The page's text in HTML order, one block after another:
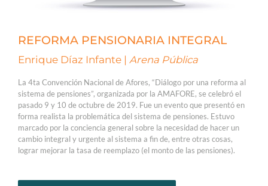
REFORMA PENSIONARIA INTEGRAL
Enrique Díaz Infante | Arena Pública
La 4ta Convención Nacional de Afores, “Diálogo por una reforma al
sistema de pensiones”, organizada por la AMAFORE, se celebró el
pasado 9 y 10 de octubre de 2019. Fue un evento que presentó en
forma realista la problemática del sistema de pensiones. Estuvo
marcado por la conciencia general sobre la necesidad de hacer un
cambio integral y urgente al sistema a fin de, entre otras cosas,
lograr mejorar la tasa de reemplazo (el monto de las pensiones).